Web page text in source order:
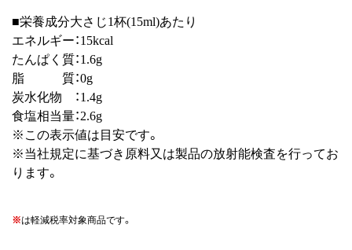
■栄養成分大さじ1杯(15ml)あたり
エネルギー：15kcal
たんぱく質：1.6g
脂 質：0g
炭水化物 ：1.4g
食塩相当量：2.6g
※この表示値は目安です。
※当社規定に基づき原料又は製品の放射能検査を行ってお
ります。
※は軽減税率対象商品です。